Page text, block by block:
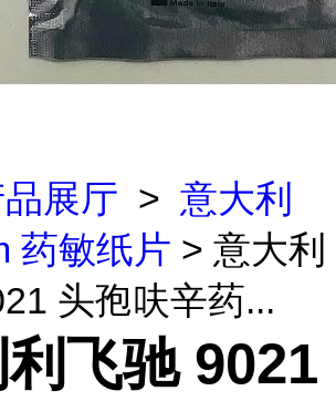
展厅 > 意大利
药敏纸片 > 意大利
头孢呋辛药...
飞驰 9021